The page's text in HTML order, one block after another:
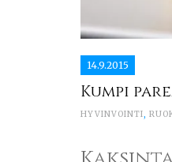
14.9.2015
Kumpi
HYVINVOINTI,